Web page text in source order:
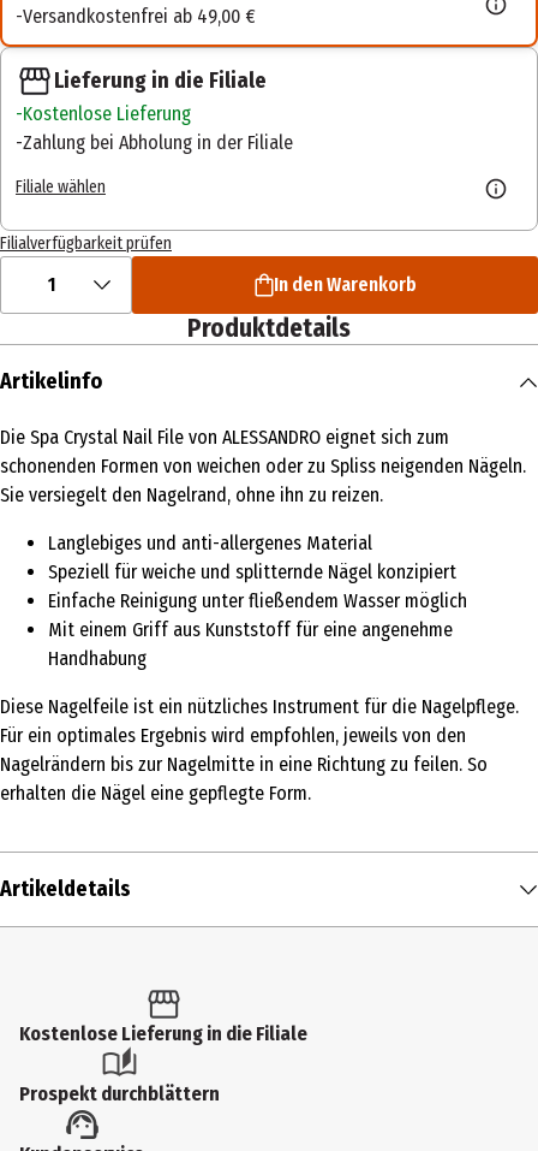
Versandkostenfrei ab 49,00 €
Lieferung in die Filiale
Kostenlose Lieferung
Zahlung bei Abholung in der Filiale
Filiale wählen
Filialverfügbarkeit prüfen
1 In den Warenkorb
Produktdetails
Artikelinfo
Die Spa Crystal Nail File von ALESSANDRO eignet sich zum
schonenden Formen von weichen oder zu Spliss neigenden Nägeln.
Sie versiegelt den Nagelrand, ohne ihn zu reizen.
Langlebiges und anti-allergenes Material
Speziell für weiche und splitternde Nägel konzipiert
Einfache Reinigung unter fließendem Wasser möglich
Mit einem Griff aus Kunststoff für eine angenehme
Handhabung
Diese Nagelfeile ist ein nützliches Instrument für die Nagelpflege.
Für ein optimales Ergebnis wird empfohlen, jeweils von den
Nagelrändern bis zur Nagelmitte in eine Richtung zu feilen. So
erhalten die Nägel eine gepflegte Form.
Artikeldetails
Produkttyp
Materialdetails
Kostenlose Lieferung in die Filiale
Prospekt durchblättern